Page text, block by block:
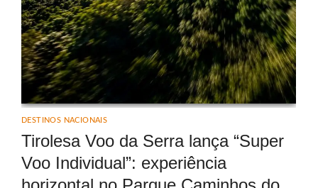
DESTINOS NACIONAIS
Tirolesa Voo da Serra lança “Super
Voo Individual”: experiência